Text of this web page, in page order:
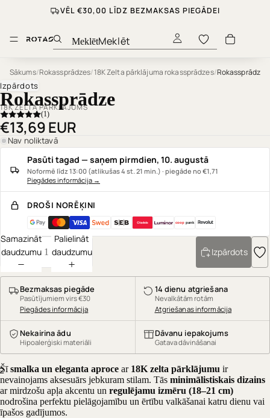
VĒL €30,00 LĪDZ BEZMAKSAS PIEGĀDEI
Meklēt
Sākums/Rokassprādzes/18K Zelta pārklājuma rokassprādzes/Rokassprādze
Izpārdots
Rokassprādze
18K ZELTA PĀRKLĀJUMS
(1)
€13,69 EUR
Nav noliktavā
Pasūti tagad — saņem pirmdien, 10. augustā
Noformē līdz 13:00 (atlikušas 4 st. 21 min.) · piegāde no €1,71
Piegādes informācija →
DROŠI NORĒĶINI
cooppank
Samazināt
daudzumu
Palielināt
daudzumu
Izpārdots
Bezmaksas piegāde
Pasūtījumiem virs €30
Piegādes informācija
14 dienu atgriešana
Nevalkātām rotām
Atgriešanas informācija
Nekairina ādu
Hipoalerģiski materiāli
Dāvanu iepakojums
Gatava dāvināšanai
Šīsmalka un eleganta aproce ar 18K zelta pārklājumu ir
nevainojams aksesuārs jebkuram stilam. Tās minimālistiskais dizains
ar mirdzošu apļa akcentu un regulējamu izmēru (18–21 cm)
nodrošina perfektu pielāgojamību un ērtību valkāšanai katru dienu vai
īpašos gadījumos.